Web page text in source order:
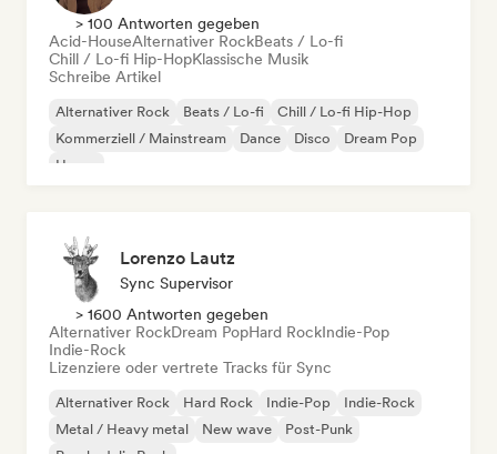
> 100 Antworten gegeben
Acid-HouseAlternativer RockBeats / Lo-fi
Chill / Lo-fi Hip-HopKlassische Musik
Schreibe Artikel
Alternativer Rock Beats / Lo-fi
Chill / Lo-fi Hip-Hop
Kommerziell / Mainstream
Dance Disco
Dream Pop
House
Lorenzo Lautz
Sync Supervisor
> 1600 Antworten gegeben
Alternativer RockDream PopHard RockIndie-Pop
Indie-Rock
Lizenziere oder vertrete Tracks für Sync
Alternativer Rock Hard Rock Indie-Pop
Indie-Rock
Metal / Heavy metal
New wave
Post-Punk